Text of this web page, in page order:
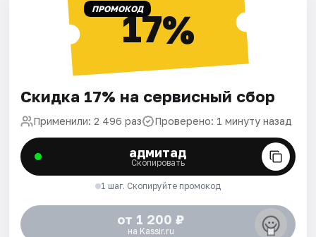
ПРОМОКОД17%
Скидка 17% на сервисный сбор
Применили: 2 496 раз Проверено: 1 минуту назад
адмитад
Скопировать
1 шаг. Скопируйте промокод
от 1 200 ₽
на Kassir.ru